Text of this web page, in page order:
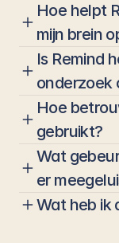
Hoe helpt
mijn brein
Is Remind
onderzoek
Hoe
gebruikt?
Wat
er
Wat heb ik